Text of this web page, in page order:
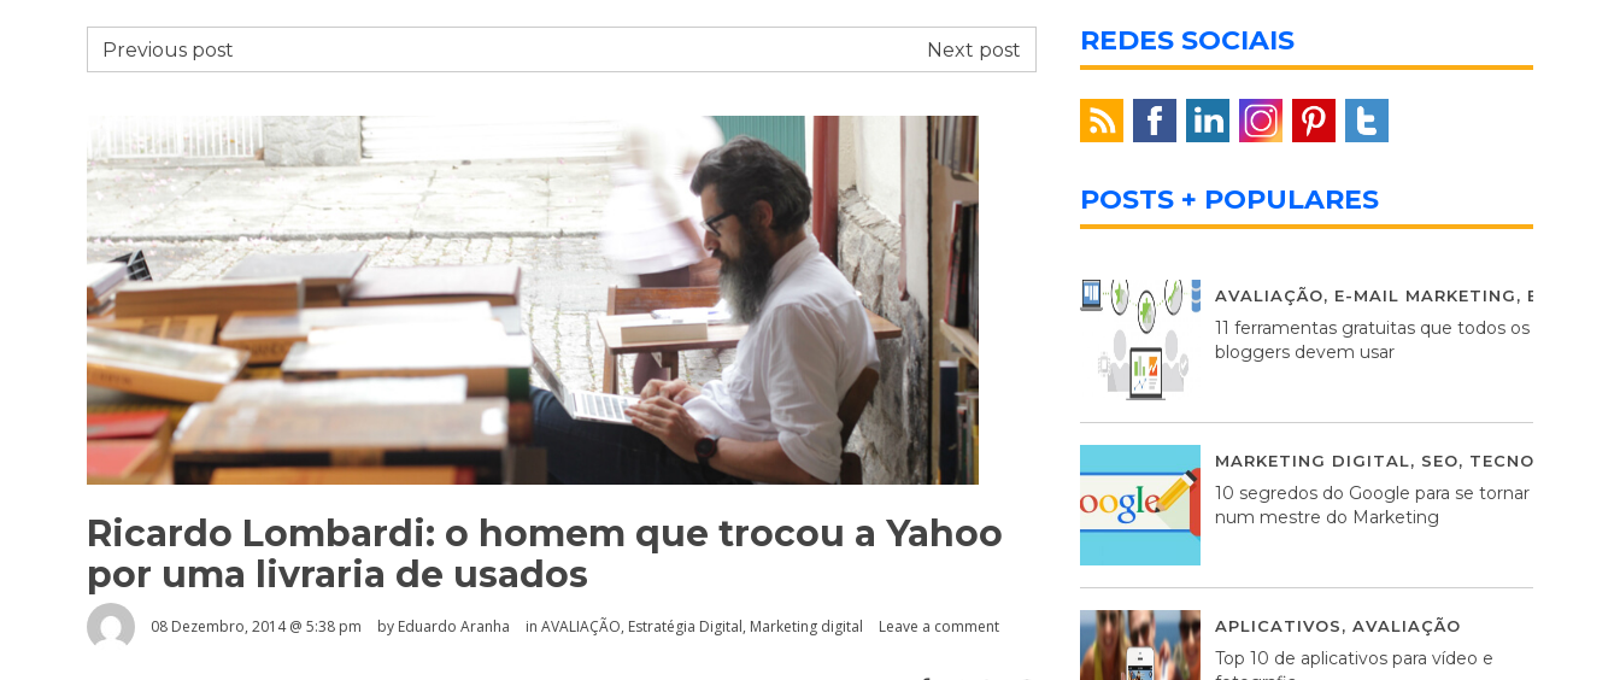
Previous post Next post
Ricardo Lombardi: o homem que trocou a Yahoo
por uma livraria de usados
08 Dezembro, 2014 @ 5:38 pm by Eduardo Aranha in AVALIAÇÃO, Estratégia Digital, Marketing digital Leave a comment
REDES SOCIAIS
POSTS + POPULARES
AVALIAÇÃO, E-MAIL MARKETING,
11 ferramentas gratuitas que todos os
bloggers devem usar
MARKETING DIGITAL, SEO, TECNOLOGIA
10 segredos do Google para se tornar
num mestre do Marketing
APLICATIVOS, AVALIAÇÃO
Top 10 de aplicativos para vídeo e